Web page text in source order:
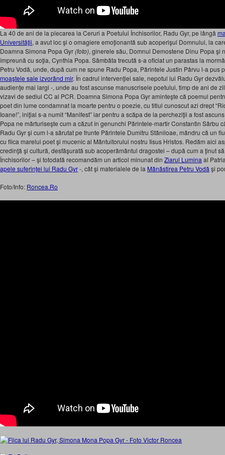
La 40 de ani de la plecarea la Ceruri a Poetului Închisorilor, Radu Gyr, pe lângă
Universităţii, a avut loc şi o omagiere emoţionantă sub acoperişul Domnului, la
Doamna Simona Popa Gyr(foto), ginerele său, Domnul Demostene Dinu Popa şi
împreună cu soţia, Cynthia Popa. Sâmbăta trecută s-a oficiat un parastas la
Petru Vodă, unde, după cum ne spune Radu Popa, Părintele Justin Pârvu l-a pus
moaştele sale izvorând mir. În cadrul intervenţiei sale, nepotul lui Radu Gyr
audienţe mai largi -, unde au fost ascunse manuscrisele poetului, timp de ani de
vizavi de sediul CC al PCR. Doamna Simona Popa Gyr aminteşte că poemul
poet din lume condamnat la moarte pentru o poezie, cu titlul cunoscut azi drept
Ioane!”, iniţial s-a numit “Manifest” iar pentru a scăpa de la percheziţii a fost
Popa ne mărturiseşte cum a căzut în genunchi Părintele-martir Constantin Sârbu
Radu Gyr şi cum l-a sărutat pe frunte Părintele Dumitru Stăniloae, mândru că un
cu fiica marelui poet şi mucenic al Mântuitorului nostru Iisus Hristos. Redăm aici
credinţă şi cultură, desfăşurată sub acoperământul dragostei – după cum a ţinut
Închisorilor – şi totodată recomandăm un articol minunat din Ziarul Lumina al
apele suferinţei lui Radu Gyr-, cât şi materialele de la Mănăstirea Petru Vodă şi
Foto/Info: Roncea.Ro